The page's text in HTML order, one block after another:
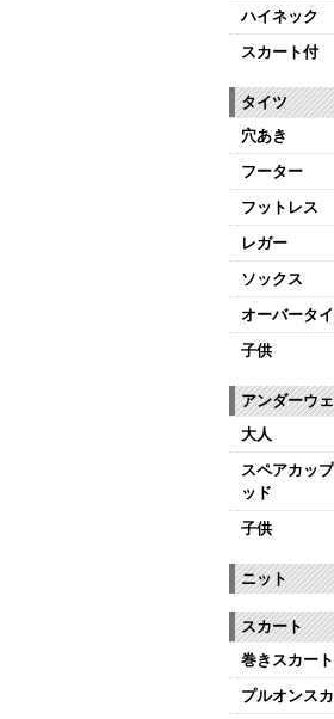
ハイネック
スカート付
タイツ
穴あき
フーター
フットレス
レガー
ソックス
オーバータ
子供
アンダーウ
大人
スペアカッ
ッド
子供
ニット
スカート
巻きスカート
プルオンス